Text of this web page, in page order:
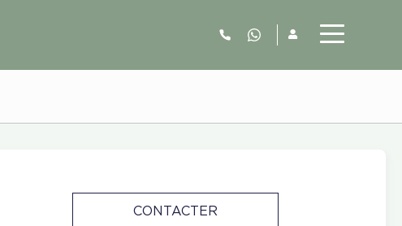
06.52.63.77.73
CONTACTER